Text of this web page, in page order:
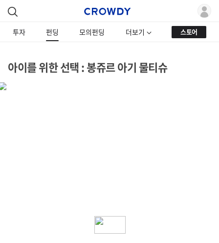
투자 펀딩 모의펀딩 더보기 스토어
아이를 위한 선택 : 봉쥬르 아기 물티슈